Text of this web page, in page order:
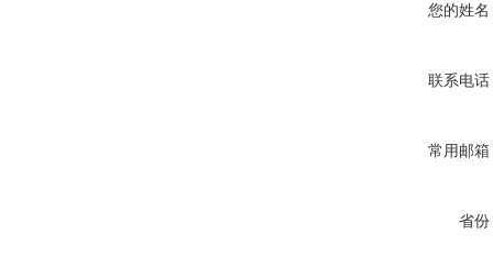
您的姓名
联系电话
常用邮箱
省份